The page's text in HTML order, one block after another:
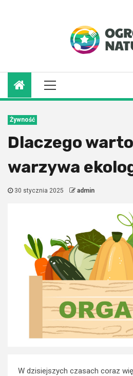
Primary
Menu
Żywność
Dlaczego
warzywa
30 stycznia 2025 admin
W dzisiejszych czasach coraz